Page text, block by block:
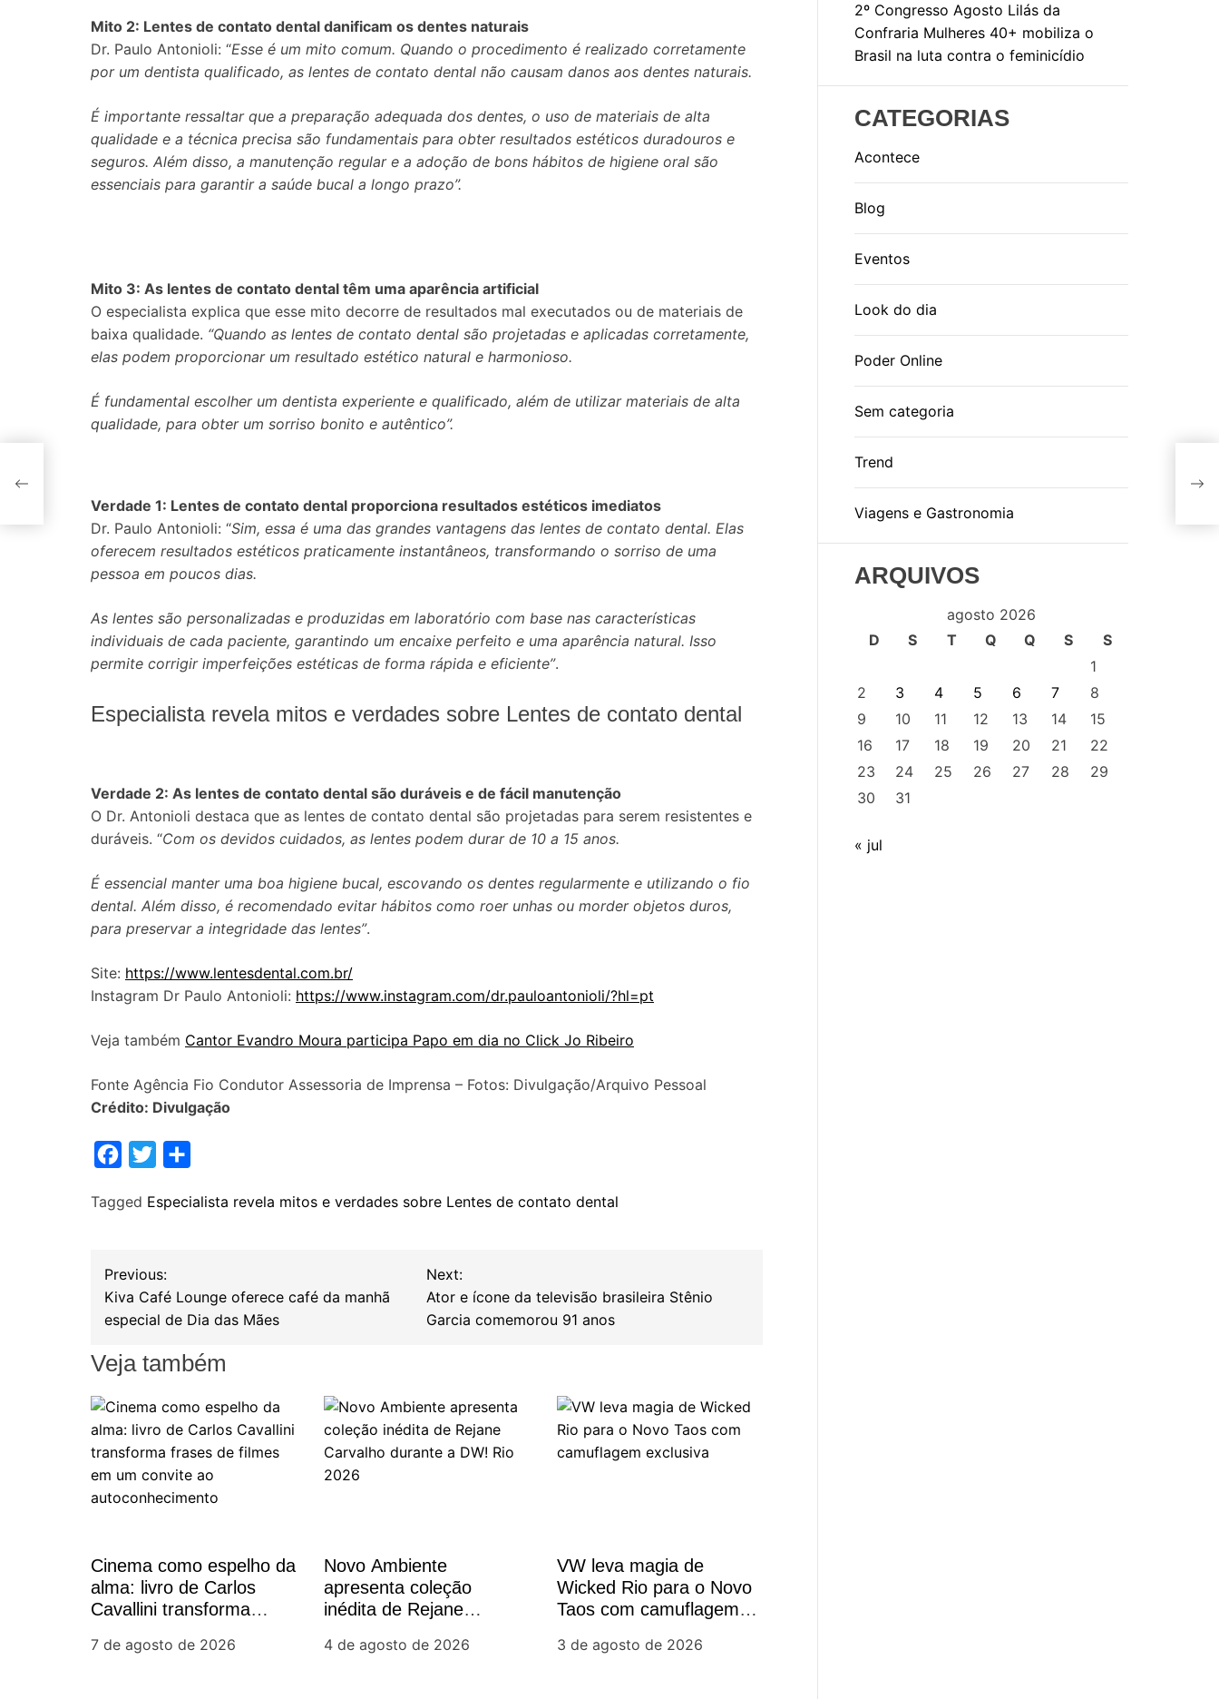
Mito 2: Lentes de contato dental danificam os dentes naturais
Dr. Paulo Antonioli: “Esse é um mito comum. Quando o procedimento é realizado corretamente
por um dentista qualificado, as lentes de contato dental não causam danos aos dentes naturais.
É importante ressaltar que a preparação adequada dos dentes, o uso de materiais de alta
qualidade e a técnica precisa são fundamentais para obter resultados estéticos duradouros e
seguros. Além disso, a manutenção regular e a adoção de bons hábitos de higiene oral são
essenciais para garantir a saúde bucal a longo prazo”.
Mito 3: As lentes de contato dental têm uma aparência artificial
O especialista explica que esse mito decorre de resultados mal executados ou de materiais de
baixa qualidade. “Quando as lentes de contato dental são projetadas e aplicadas corretamente,
elas podem proporcionar um resultado estético natural e harmonioso.
É fundamental escolher um dentista experiente e qualificado, além de utilizar materiais de alta
qualidade, para obter um sorriso bonito e autêntico”.
Verdade 1: Lentes de contato dental proporciona resultados estéticos imediatos
Dr. Paulo Antonioli: “Sim, essa é uma das grandes vantagens das lentes de contato dental. Elas
oferecem resultados estéticos praticamente instantâneos, transformando o sorriso de uma
pessoa em poucos dias.
As lentes são personalizadas e produzidas em laboratório com base nas características
individuais de cada paciente, garantindo um encaixe perfeito e uma aparência natural. Isso
permite corrigir imperfeições estéticas de forma rápida e eficiente”.
Especialista revela mitos e verdades sobre Lentes de contato dental
Verdade 2: As lentes de contato dental são duráveis e de fácil manutenção
O Dr. Antonioli destaca que as lentes de contato dental são projetadas para serem resistentes e
duráveis. “Com os devidos cuidados, as lentes podem durar de 10 a 15 anos.
É essencial manter uma boa higiene bucal, escovando os dentes regularmente e utilizando o fio
dental. Além disso, é recomendado evitar hábitos como roer unhas ou morder objetos duros,
para preservar a integridade das lentes”.
Site: https://www.lentesdental.com.br/
Instagram Dr Paulo Antonioli: https://www.instagram.com/dr.pauloantonioli/?hl=pt
Veja também Cantor Evandro Moura participa Papo em dia no Click Jo Ribeiro
Fonte Agência Fio Condutor Assessoria de Imprensa – Fotos: Divulgação/Arquivo Pessoal
Crédito: Divulgação
c
o
o
i
e
r
a
Tagged Especialista revela mitos e verdades sobre Lentes de contato dental
N
a
v
e
g
a
ã
o
Previous:
Kiva Café Lounge oferece café da manhã
especial de Dia das Mães
Next:
Ator e ícone da televisão brasileira Stênio
Garcia comemorou 91 anos
Veja também
Cinema como espelho da
alma: livro de Carlos
Cavallini transforma
convite ao
7 de agosto de 2026
Novo Ambiente
apresenta coleção
inédita de Rejane
Rio 2026
4 de agosto de 2026
VW leva magia de
Wicked Rio para o Novo
Taos com camuflagem
3 de agosto de 2026
2º Congresso Agosto Lilás da
Confraria Mulheres 40+ mobiliza o
Brasil na luta contra o feminicídio
CATEGORIAS
Acontece
Blog
Eventos
Look do dia
Poder Online
Sem categoria
Trend
Viagens e Gastronomia
ARQUIVOS
agosto 2026
D
S T Q Q S
S
1
2
3 4 5 6 7
8
9
10 11 12 13 14
15
16
17 18 19 20 21
22
23
24 25 26 27 28
29
30
31
« jul